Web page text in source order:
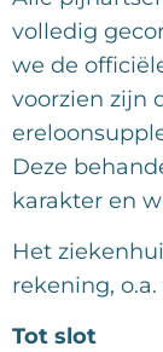
volledig
we de
voorzien zijn
Deze
karakter en
Het
rekening,
Tot slot